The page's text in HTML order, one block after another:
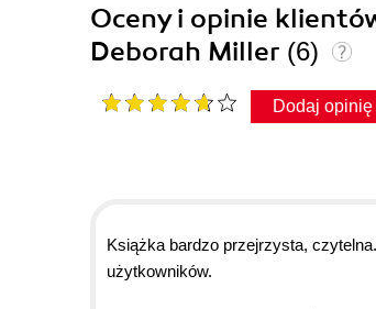
Oceny i opinie
Deborah Miller (6)
Dodaj opinię
Książka bardzo przejrzysta,
użytkowników.